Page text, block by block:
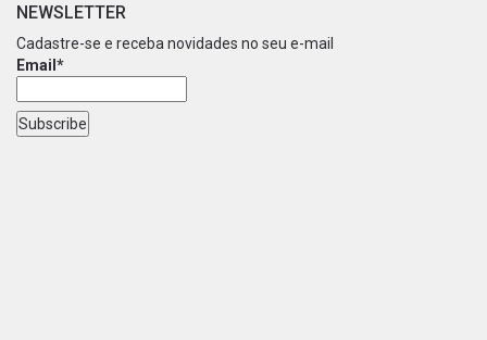
NEWSLETTER
Cadastre-se e receba novidades no seu e-mail
Email*